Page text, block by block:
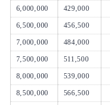
6,000,000 429,000
6,500,000 456,500
7,000,000 484,000
7,500,000 511,500
8,000,000 539,000
8,500,000 566,500